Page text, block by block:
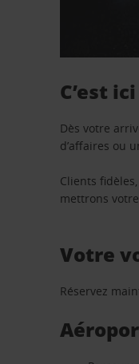
C’est
Dès votre
d’affaires ou
Clients
mettrons
Votre
Réservez